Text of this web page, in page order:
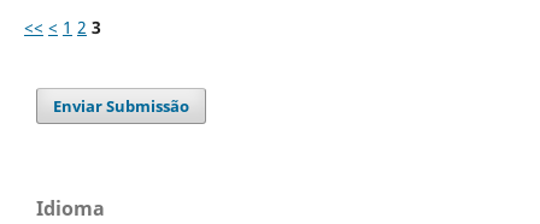
<< < 1 2 3
Enviar Submissão
Idioma